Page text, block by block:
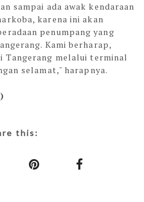
sampai ada awak kendaraan
karena ini akan
penumpang yang
Kami berharap,
Tangerang melalui terminal
selamat," harapnya.
this: